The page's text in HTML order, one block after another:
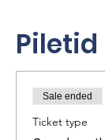
Piletid
Sale ended
Ticket type